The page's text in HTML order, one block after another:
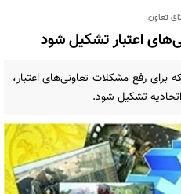
تعاون:
اعتبار تشکیل شود
برای رفع مشکلات تعاونی‌های اعتبار،
تشکیل شود.